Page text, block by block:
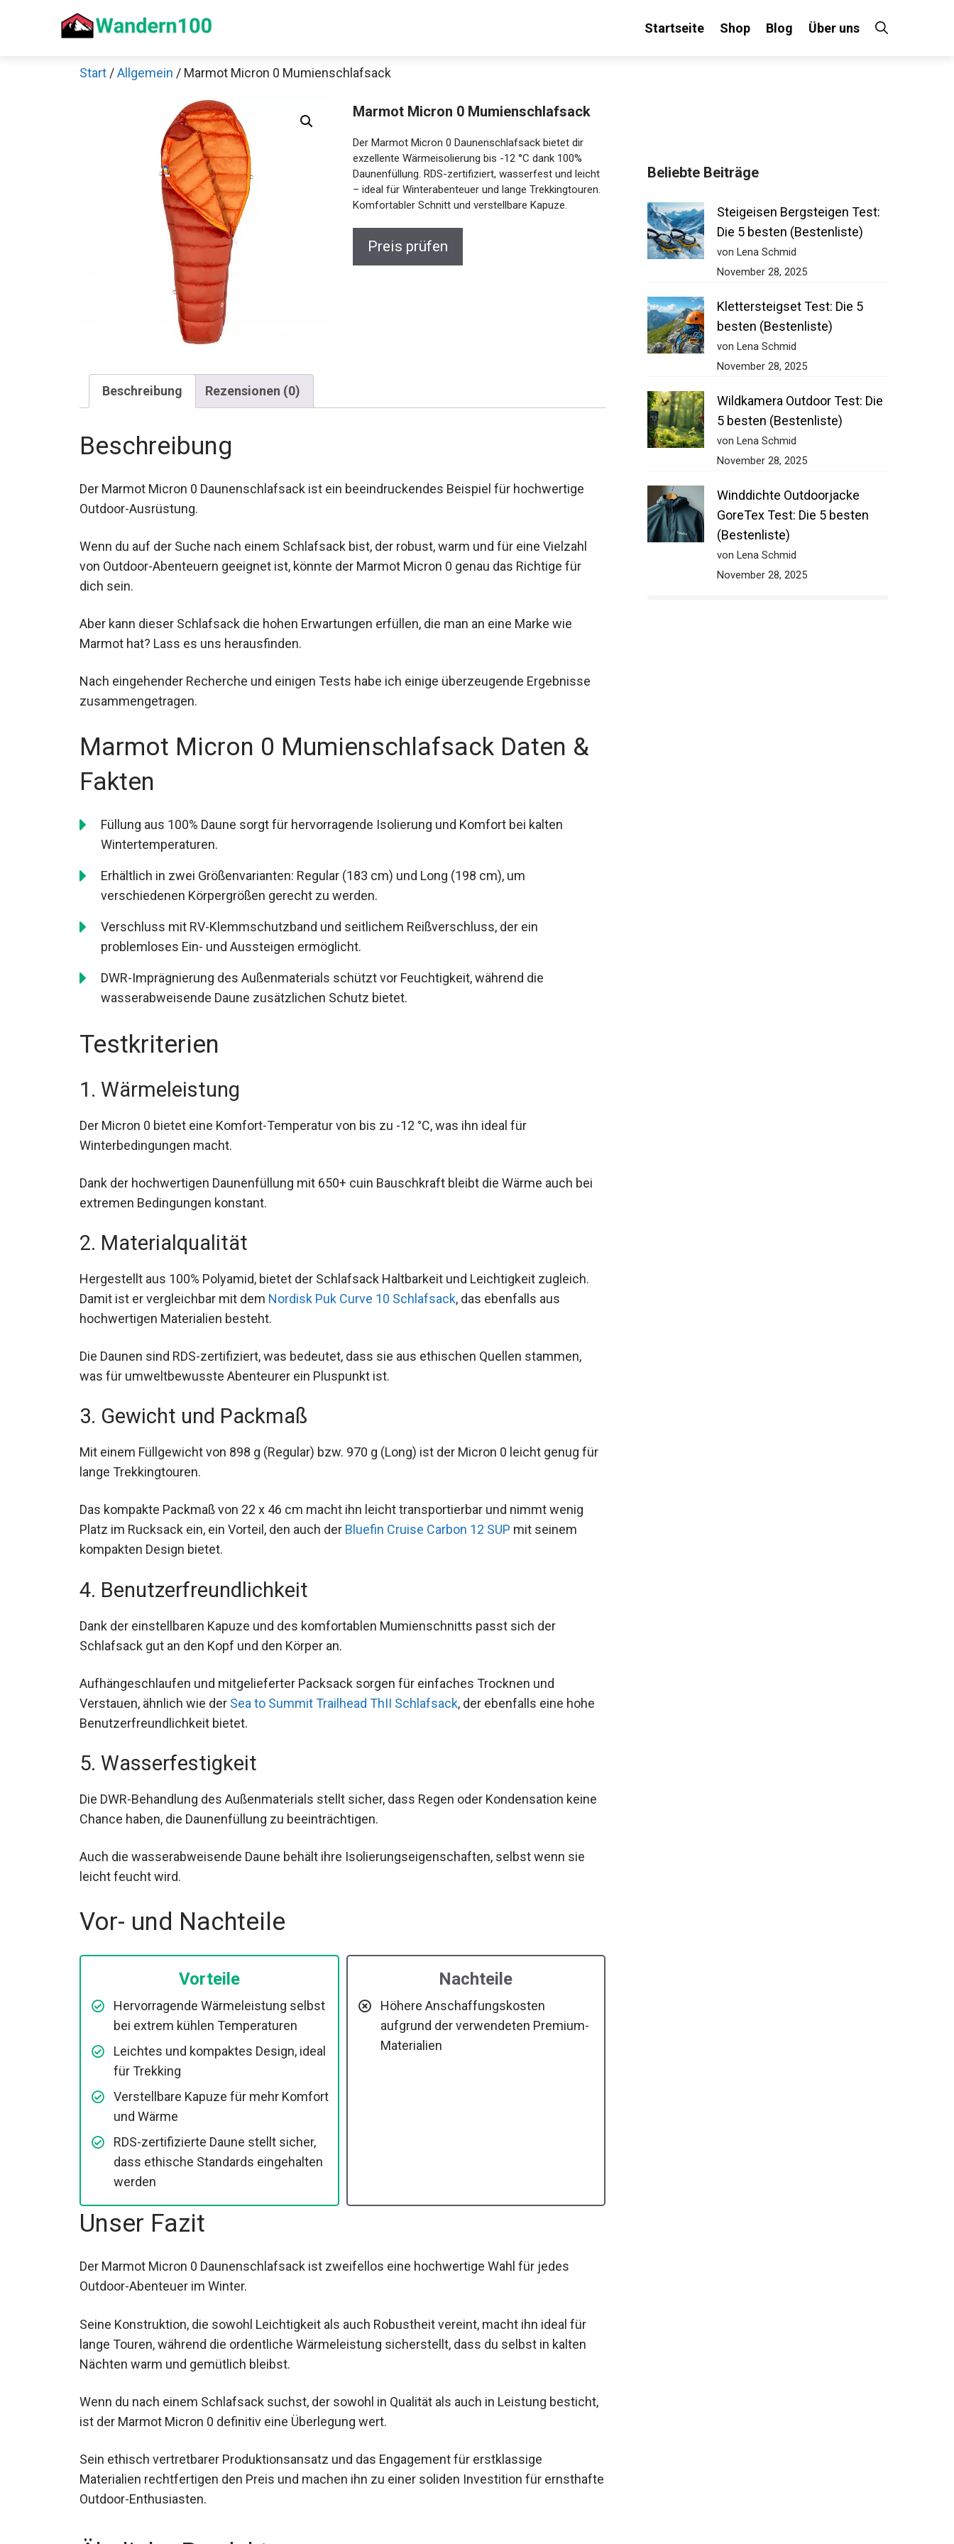
Startseite Shop Blog Über uns
Start /Allgemein / Marmot Micron 0 Mumienschlafsack
Marmot Micron 0 Mumienschlafsack
Der Marmot Micron 0 Daunenschlafsack bietet dir
exzellente Wärmeisolierung bis -12 °C dank 100%
Daunenfüllung. RDS-zertifiziert, wasserfest und leicht
– ideal für Winterabenteuer und lange Trekkingtouren.
Komfortabler Schnitt und verstellbare Kapuze.
Preis prüfen
Beschreibung Rezensionen (0)
Beschreibung
Der Marmot Micron 0 Daunenschlafsack ist ein beeindruckendes Beispiel für hochwertige
Outdoor-Ausrüstung.
Wenn du auf der Suche nach einem Schlafsack bist, der robust, warm und für eine Vielzahl
von Outdoor-Abenteuern geeignet ist, könnte der Marmot Micron 0 genau das Richtige für
dich sein.
Aber kann dieser Schlafsack die hohen Erwartungen erfüllen, die man an eine Marke wie
Marmot hat? Lass es uns herausfinden.
Nach eingehender Recherche und einigen Tests habe ich einige überzeugende Ergebnisse
zusammengetragen.
Marmot Micron 0 Mumienschlafsack Daten &
Fakten
Füllung aus 100% Daune sorgt für hervorragende Isolierung und Komfort bei kalten
Wintertemperaturen.
Erhältlich in zwei Größenvarianten: Regular (183 cm) und Long (198 cm), um
verschiedenen Körpergrößen gerecht zu werden.
Verschluss mit RV-Klemmschutzband und seitlichem Reißverschluss, der ein
problemloses Ein- und Aussteigen ermöglicht.
DWR-Imprägnierung des Außenmaterials schützt vor Feuchtigkeit, während die
wasserabweisende Daune zusätzlichen Schutz bietet.
Testkriterien
1. Wärmeleistung
Der Micron 0 bietet eine Komfort-Temperatur von bis zu -12 °C, was ihn ideal für
Winterbedingungen macht.
Dank der hochwertigen Daunenfüllung mit 650+ cuin Bauschkraft bleibt die Wärme auch bei
extremen Bedingungen konstant.
2. Materialqualität
Hergestellt aus 100% Polyamid, bietet der Schlafsack Haltbarkeit und Leichtigkeit zugleich.
Damit ist er vergleichbar mit dem Nordisk Puk Curve 10 Schlafsack , das ebenfalls aus
hochwertigen Materialien besteht.
Die Daunen sind RDS-zertifiziert, was bedeutet, dass sie aus ethischen Quellen stammen,
was für umweltbewusste Abenteurer ein Pluspunkt ist.
3. Gewicht und Packmaß
Mit einem Füllgewicht von 898 g (Regular) bzw. 970 g (Long) ist der Micron 0 leicht genug
für lange Trekkingtouren.
Das kompakte Packmaß von 22 x 46 cm macht ihn leicht transportierbar und nimmt wenig
Platz im Rucksack ein, ein Vorteil, den auch der Bluefin Cruise Carbon 12 SUP mit seinem
kompakten Design bietet.
4. Benutzerfreundlichkeit
Dank der einstellbaren Kapuze und des komfortablen Mumienschnitts passt sich der
Schlafsack gut an den Kopf und den Körper an.
Aufhängeschlaufen und mitgelieferter Packsack sorgen für einfaches Trocknen und
Verstauen, ähnlich wie der Sea to Summit Trailhead ThII Schlafsack , der ebenfalls eine hohe
Benutzerfreundlichkeit bietet.
5. Wasserfestigkeit
Die DWR-Behandlung des Außenmaterials stellt sicher, dass Regen oder Kondensation keine
Chance haben, die Daunenfüllung zu beeinträchtigen.
Auch die wasserabweisende Daune behält ihre Isolierungseigenschaften, selbst wenn sie
leicht feucht wird.
Vor- und Nachteile
Vorteile
Hervorragende Wärmeleistung selbst
bei extrem kühlen Temperaturen
Leichtes und kompaktes Design, ideal
für Trekking
Verstellbare Kapuze für mehr
Komfort und Wärme
RDS-zertifizierte Daune stellt sicher,
dass ethische Standards eingehalten
werden
Nachteile
Höhere Anschaffungskosten
aufgrund der verwendeten Premium-
Materialien
Unser Fazit
Der Marmot Micron 0 Daunenschlafsack ist zweifellos eine hochwertige Wahl für jedes
Outdoor-Abenteuer im Winter.
Seine Konstruktion, die sowohl Leichtigkeit als auch Robustheit vereint, macht ihn ideal für
lange Touren, während die ordentliche Wärmeleistung sicherstellt, dass du selbst in kalten
Nächten warm und gemütlich bleibst.
Wenn du nach einem Schlafsack suchst, der sowohl in Qualität als auch in Leistung
besticht, ist der Marmot Micron 0 definitiv eine Überlegung wert.
Sein ethisch vertretbarer Produktionsansatz und das Engagement für erstklassige
Materialien rechtfertigen den Preis und machen ihn zu einer soliden Investition für
ernsthafte Outdoor-Enthusiasten.
Beliebte Beiträge
Steigeisen Bergsteigen Test:
Die 5 besten (Bestenliste)
von Lena Schmid
November 28, 2025
Klettersteigset Test: Die 5
besten (Bestenliste)
von Lena Schmid
November 28, 2025
Wildkamera Outdoor Test: Die
5 besten (Bestenliste)
von Lena Schmid
November 28, 2025
Winddichte Outdoorjacke
GoreTex Test: Die 5 besten
(Bestenliste)
von Lena Schmid
November 28, 2025
Decathlon Sale
Schaue dir jetzt die meistverkauften Produkte im Sale bei Decathlon an!
Jetzt anschauen